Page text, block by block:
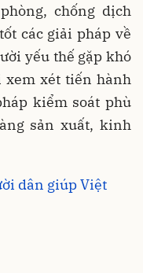
chống dịch
các giải pháp về
yếu thế gặp khó
xét tiến hành
kiểm soát phù
sản xuất, kinh
dân giúp Việt